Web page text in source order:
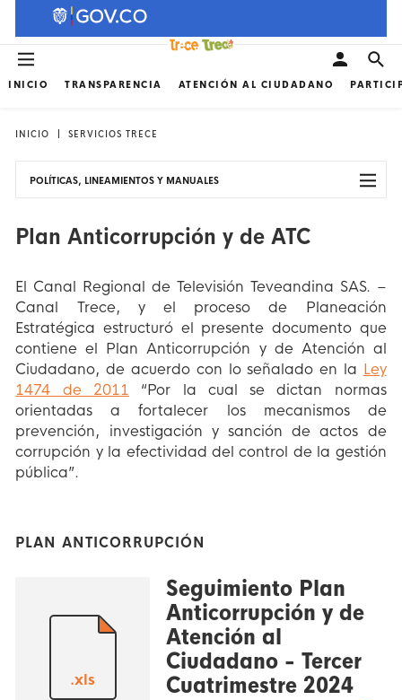
INICIO TRANSPARENCIA ATENCIÓN AL CIUDADANO
INICIO SERVICIOS TRECE
POLÍTICAS, LINEAMIENTOS Y MANUALES
Plan Anticorrupción y de ATC
El Canal Regional de Televisión Teveandina SAS. –
Canal Trece, y el proceso de Planeación
Estratégica estructuró el presente documento que
contiene el Plan Anticorrupción y de Atención al
Ciudadano, de acuerdo con lo señalado en la Ley
1474 de 2011 “Por la cual se dictan normas
orientadas a fortalecer los mecanismos de
prevención, investigación y sanción de actos de
corrupción y la efectividad del control de la gestión
pública”.
PLAN ANTICORRUPCIÓN
.xls
Seguimiento Plan
Anticorrupción y de
Atención al
Ciudadano - Tercer
Cuatrimestre 2024